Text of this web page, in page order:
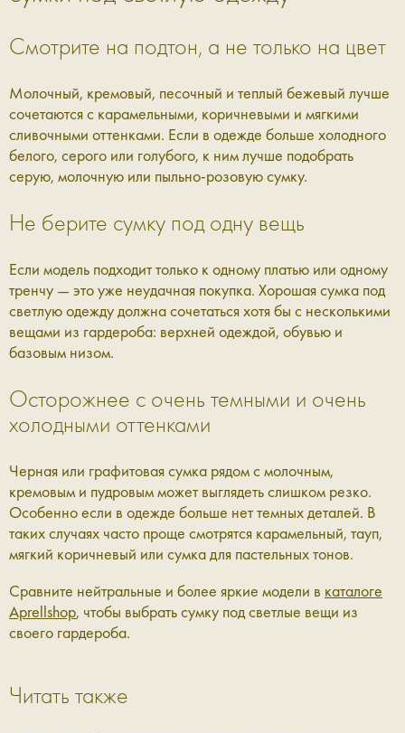
Смотрите на подтон, а не только на цвет
Молочный, кремовый, песочный и теплый бежевый лучше
сочетаются с карамельными, коричневыми и мягкими
сливочными оттенками. Если в одежде больше холодного
белого, серого или голубого, к ним лучше подобрать
серую, молочную или пыльно-розовую сумку.
Не берите сумку под одну вещь
Если модель подходит только к одному платью или одному
тренчу — это уже неудачная покупка. Хорошая сумка под
светлую одежду должна сочетаться хотя бы с несколькими
вещами из гардероба: верхней одеждой, обувью и
базовым низом.
Осторожнее с очень темными и очень
холодными оттенками
Черная или графитовая сумка рядом с молочным,
кремовым и пудровым может выглядеть слишком резко.
Особенно если в одежде больше нет темных деталей. В
таких случаях часто проще смотрятся карамельный, тауп,
мягкий коричневый или сумка для пастельных тонов.
Сравните нейтральные и более яркие модели в каталоге
Aprellshop, чтобы выбрать сумку под светлые вещи из
своего гардероба.
Читать также